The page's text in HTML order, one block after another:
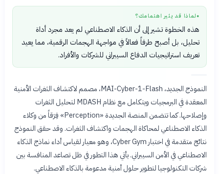
● لماذا قد يثير اهتمامك؟
هذه الخطوة تشير إلى أن الذكاء الاصطناعي لم يعد مجرد أداة
تحليل، بل أصبح طرفاً فعالاً في مواجهة الهجمات الرقمية، مما يعيد
تعريف استراتيجيات الدفاع السيبراني للشركات والأفراد.
النموذج الجديد، MAI-Cyber-1-Flash، مصمم لاكتشاف الثغرات الأمنية
المعقدة في البرمجيات ويتكامل مع نظام MDASH لتحليل الثغرات
وإصلاحها. كما تتضمن المنصة الجديدة «Perception» فِرَقاً من وكلاء
الذكاء الاصطناعي لمحاكاة الهجمات واكتشاف الثغرات. وقد حقق النموذج
نتائج متقدمة في اختبار Cyber Gym، وهو معيار لقياس أداء نماذج الذكاء
الاصطناعي في الأمن السيبراني. يأتي هذا التطور في ظل تصاعد المنافسة بين
شركات التكنولوجيا لتطوير حلول أمنية مدعومة بالذكاء الاصطناعي.